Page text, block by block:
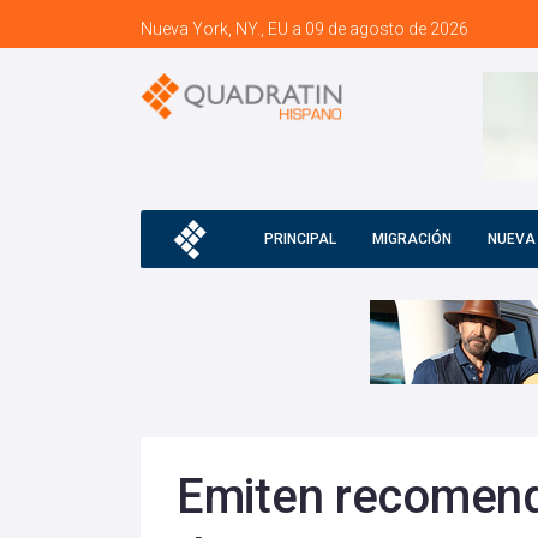
Nueva York, NY., EU a 09 de agosto de 2026
PRINCIPAL MIGRACIÓN
Emiten